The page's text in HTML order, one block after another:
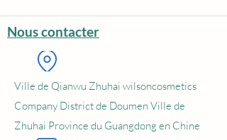
Nous contacter
Ville de Qianwu Zhuhai wilsoncosmetics
Company District de Doumen Ville de
Zhuhai Province du Guangdong en Chine